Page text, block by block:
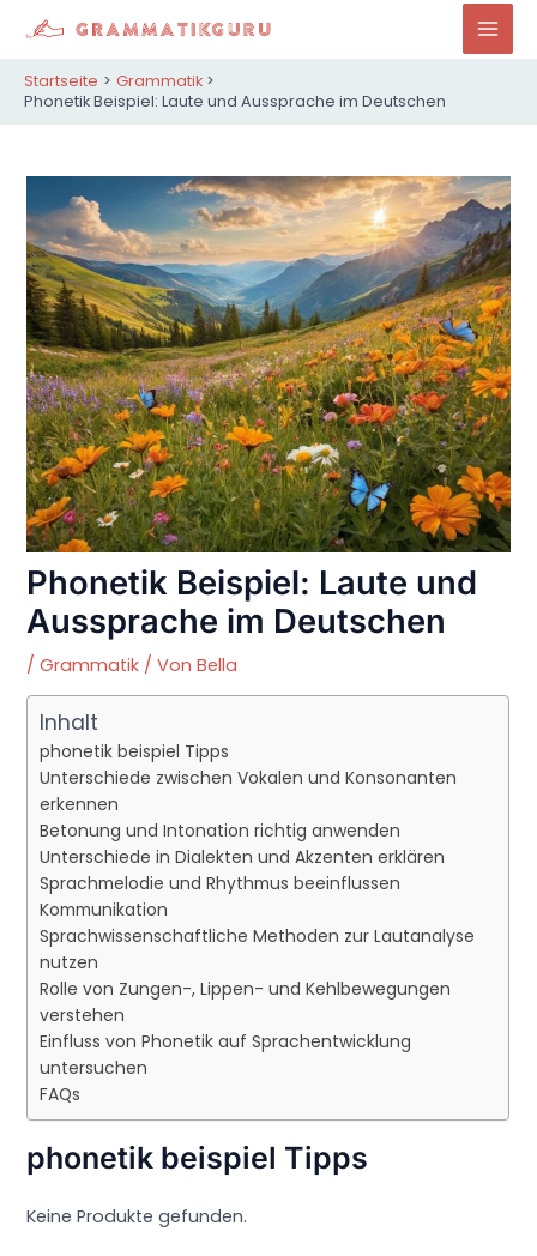
Inhalt
Startseite
Grammatik
Phonetik Beispiel: Laute und Aussprache im Deutschen
Phonetik Beispiel: Laute und
Aussprache im Deutschen
/Grammatik / VonBella
Inhalt
phonetik beispiel Tipps
Unterschiede zwischen Vokalen und Konsonanten
erkennen
Betonung und Intonation richtig anwenden
Unterschiede in Dialekten und Akzenten erklären
Sprachmelodie und Rhythmus beeinflussen
Kommunikation
Sprachwissenschaftliche Methoden zur Lautanalyse
nutzen
Rolle von Zungen-, Lippen- und Kehlbewegungen
verstehen
Einfluss von Phonetik auf Sprachentwicklung
untersuchen
FAQs
phonetik beispiel Tipps
Keine Produkte gefunden.